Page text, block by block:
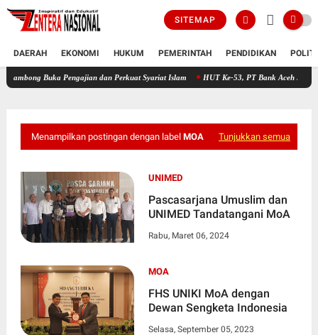
SITEMAP
DAERAH EKONOMI HUKUM PEMERINTAH PENDIDIKAN
Pengajian dan Perkuat Syariat Islam HUT Ke-53, PT Bank Aceh Syariah KC
Menampilkan postingan dengan label MOA Tunjukkan semua
UNIMED
Pascasarjana Umuslim dan
UNIMED Tandatangani MoA
Rabu, Maret 06, 2024
MOA
FHS UNIKI MoA dengan
Dewan Sengketa Indonesia
Selasa, September 05, 2023